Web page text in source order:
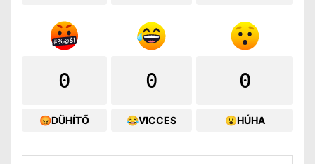
0
😡DÜHÍTŐ
0
😂VICCES
0
😮HÚHA